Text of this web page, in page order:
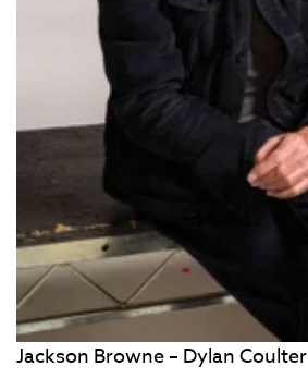
Jackson Browne – Dylan Coulter